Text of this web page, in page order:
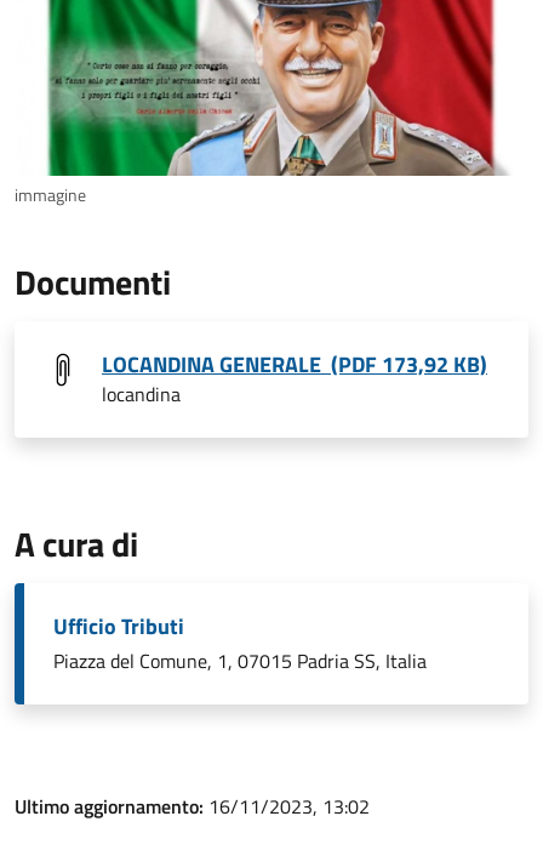
immagine
Documenti
LOCANDINA GENERALE (PDF 173,92 KB)
locandina
A cura di
Ufficio Tributi
Piazza del Comune, 1, 07015 Padria SS, Italia
Ultimo aggiornamento: 16/11/2023, 13:02